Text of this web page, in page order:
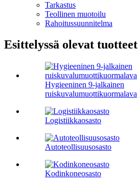
Tarkastus
Teollinen muotoilu
Rahoitussuunnitelma
Esittelyssä olevat tuotteet
Hygieeninen 9-jalkainen
ruiskuvalumuottikuormalava
Logistiikkaosasto
Autoteollisuusosasto
Kodinkoneosasto